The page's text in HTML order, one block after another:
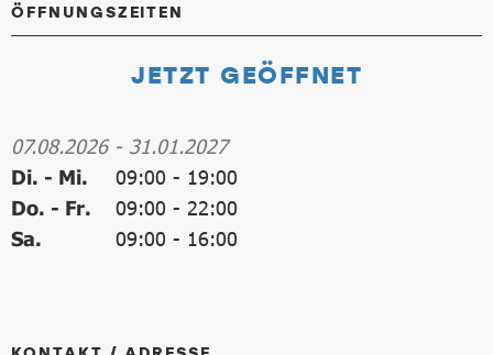
ÖFFNUNGSZEITEN
JETZT GEÖFFNET
07.08.2026- 31.01.2027
Di. - Mi.
09:00 - 19:00
Do. - Fr.
09:00 - 22:00
Sa.
09:00 - 16:00